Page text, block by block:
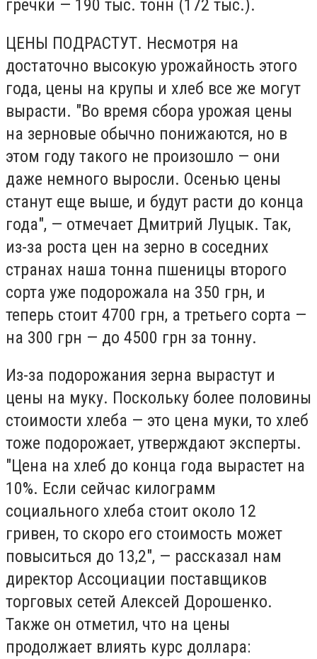
гречки — 190 тыс. тонн (172 тыс.).
ЦЕНЫ ПОДРАСТУТ. Несмотря на
достаточно высокую урожайность этого
года, цены на крупы и хлеб все же могут
вырасти. "Во время сбора урожая цены
на зерновые обычно понижаются, но в
этом году такого не произошло — они
даже немного выросли. Осенью цены
станут еще выше, и будут расти до конца
года", — отмечает Дмитрий Луцык. Так,
из-за роста цен на зерно в соседних
странах наша тонна пшеницы второго
сорта уже подорожала на 350 грн, и
теперь стоит 4700 грн, а третьего сорта —
на 300 грн — до 4500 грн за тонну.
Из-за подорожания зерна вырастут и
цены на муку. Поскольку более половины
стоимости хлеба — это цена муки, то хлеб
тоже подорожает, утверждают эксперты.
"Цена на хлеб до конца года вырастет на
10%. Если сейчас килограмм
социального хлеба стоит около 12
гривен, то скоро его стоимость может
повыситься до 13,2", — рассказал нам
директор Ассоциации поставщиков
торговых сетей Алексей Дорошенко.
Также он отметил, что на цены
продолжает влиять курс доллара: